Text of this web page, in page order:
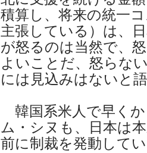
積算し、将来の統一
主張している）は、
が怒るのは当然で、
よいことだ、怒らな
には見込みはないと
韓国系米人で早く
ム・シヌも、日本は
前に制裁を発動して